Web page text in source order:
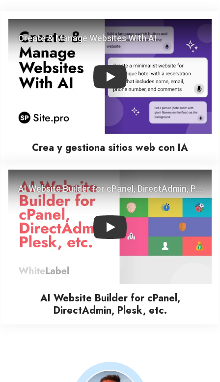
Play
Crea y gestiona sitios web con IA
Play
AI Website Builder for cPanel,
DirectAdmin, Plesk, etc.